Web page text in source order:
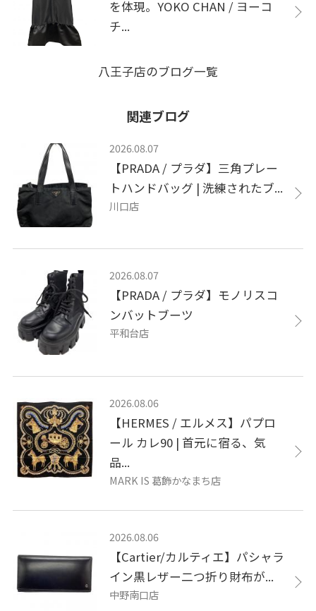
を体現。YOKO CHAN / ヨーコ
チ...
八王子店のブログ一覧
関連ブログ
2026.08.07
【PRADA / プラダ】三角プレー
トハンドバッグ | 洗練されたブ...
川口店
2026.08.07
【PRADA / プラダ】モノリスコ
ンバットブーツ
平和台店
2026.08.06
【HERMES / エルメス】パプロ
ール カレ90 | 首元に宿る、気
品...
MARK IS 葛飾かなまち店
2026.08.06
【Cartier/カルティエ】パシャラ
イン黒レザー二つ折り財布が...
中野南口店